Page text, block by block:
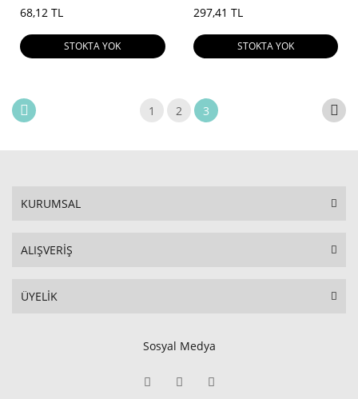
68,12 TL
STOKTA YOK
297,41 TL
STOKTA YOK
1 2 3
KURUMSAL
ALIŞVERİŞ
ÜYELİK
Sosyal Medya